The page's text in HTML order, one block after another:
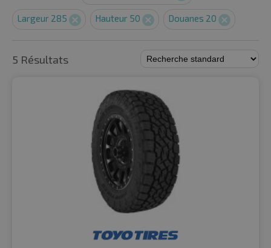
Largeur 285 Hauteur 50 Douanes 20
5 Résultats